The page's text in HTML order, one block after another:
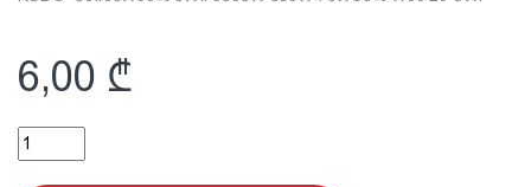
6,00 ₾
სუპერ წებო უნივერსალური 20გრ, KBT-050 quantity